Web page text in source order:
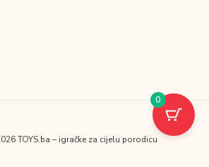
TOYS.ba – igračke za cijelu porodicu
0